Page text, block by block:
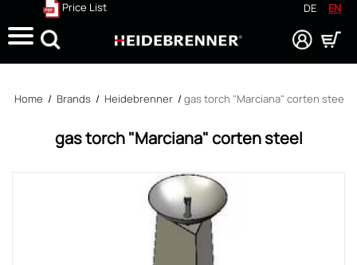
Price List DE EN
Search
Home / Brands / Heidebrenner / gas torch "Marciana" corten steel
gas torch "Marciana" corten steel